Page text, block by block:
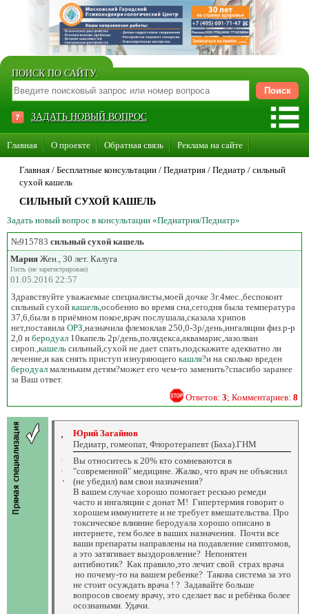
ПОИСК ПО САЙТУ:
ЗАДАТЬ НОВЫЙ ВОПРОС
Главная О проекте Обратная связь Реклама на сайте
Стать консультантом нашего сайта
Суперакция «Каждому врачу свой сайт»
Главная / Бесплатные консультации / Педиатрия / Педиатр / сильный
сухой кашель
СИЛЬНЫЙ СУХОЙ КАШЕЛЬ
Задать новый вопрос в консультации «Педиатрия/Педиатр»
№915783 сильный сухой кашель
Мария Жен., 30 лет. Калуга
Гость (не зарегистрирован)
01.05.2016 22:57
Здравствуйте уважаемые специалисты,моей дочке 3г.4мес.,беспокоит
сильный сухой кашель ,особенно во время сна,сегодня была температура
37,6,были в приёмном покое,врач послушала,сказала хрипов
нет,поставила ОРЗ ,назначила флемоклав 250,0-3р/день,ингаляции физ.р-р
2,0 и беродуал 10капель 2р/день,полидекса,аквамарис,лазолван
сироп., кашель сильный,сухой не дает спать,подскажите адекватно ли
лечение,и как снять приступ изнуряющего кашля?и на сколько вреден
беродуал маленьким детям?может его чем-то заменить?спасибо заранее
за Ваш ответ.
Ответов: 3; Комментариев: 8
Юрий Загайнов
Педиатр, гомеопат, Флоротерапевт (Баха).ГНМ
Вы относитесь к 20% кто сомневаются в
"современной" медицине. Жалко, что врач не объяснил
(не убедил) вам свои назначения?
В вашем случае хорошо помогает рескью ремеди
часто и ингаляции с донат М! Гипертермия говорит о
хорошем иммунитете и не требует вмешательства. Про
токсическое влияние беродуала хорошо описано в
интернете, тем более в ваших назначения. Почти все
ваши препараты направлены на подавление симптомов,
а это затягивает выздоровление? Непонятен
антибиотик? Как правило,это лечит свой страх врача
но почему-то на вашем ребенке? Такова система за это
не стоит осуждать врача ! ? Задавайте больше
вопросов своему врачу, это сделает вас и ребёнка более
осознаными. Удачи.